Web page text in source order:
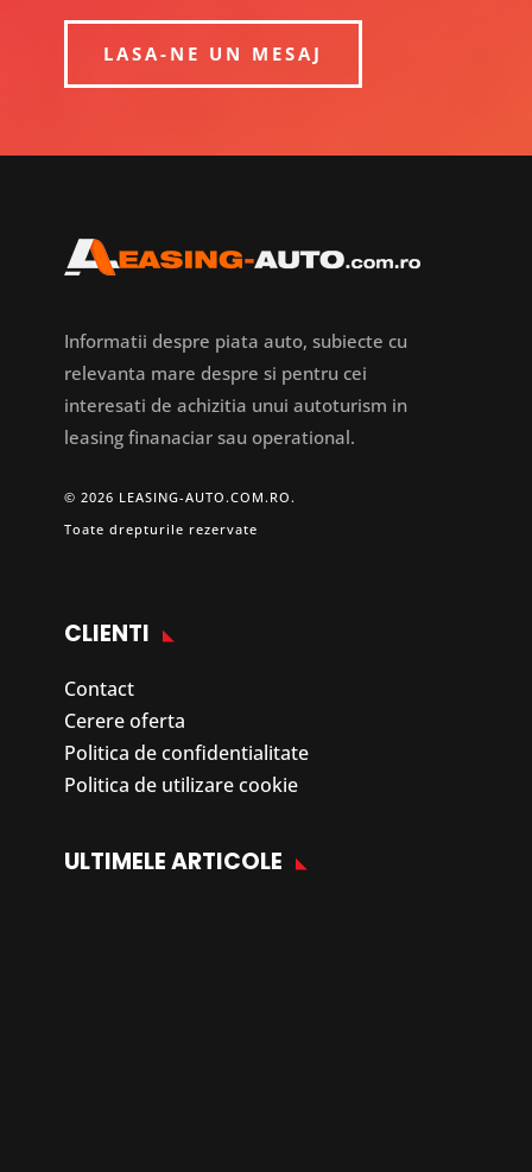
LASA-NE UN MESAJ
Informatii despre piata auto, subiecte cu
relevanta mare despre si pentru cei
interesati de achizitia unui autoturism in
leasing finanaciar sau operational.
© 2026 LEASING-AUTO.COM.RO.
Toate drepturile rezervate
CLIENTI
Contact
Cerere oferta
Politica de confidentialitate
Politica de utilizare cookie
ULTIMELE ARTICOLE